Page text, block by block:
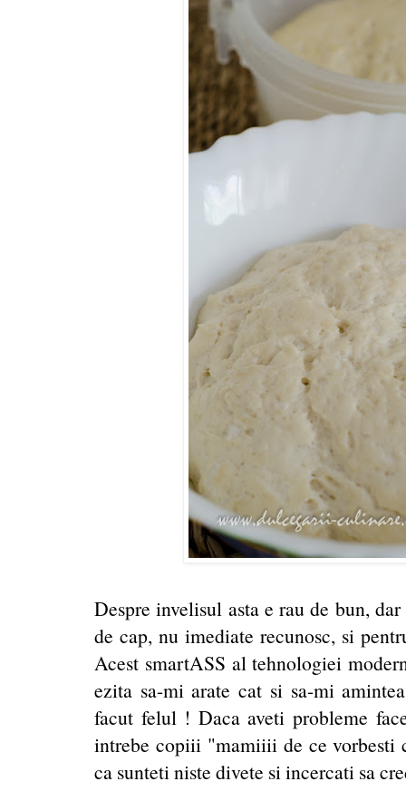
Despre invelisul asta e rau de bun,
de cap, nu imediate recunosc, si
Acest smartASS al tehnologiei
ezita sa-mi arate cat si sa-mi
facut felul ! Daca aveti probleme
intrebe copiii "mamiiii de ce vorbesti
ca sunteti niste divete si incercati sa